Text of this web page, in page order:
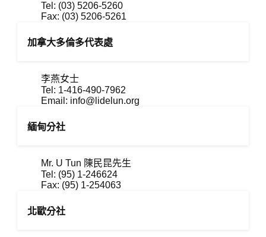
Tel: (03) 5206-5260
Fax: (03) 5206-5261
加拿大多倫多代表處
李燕女士
Tel: 1-416-490-7962
Email: info@lidelun.org
緬甸分社
Mr. U Tun 陳民昆先生
Tel: (95) 1-246624
Fax: (95) 1-254063
北歐分社